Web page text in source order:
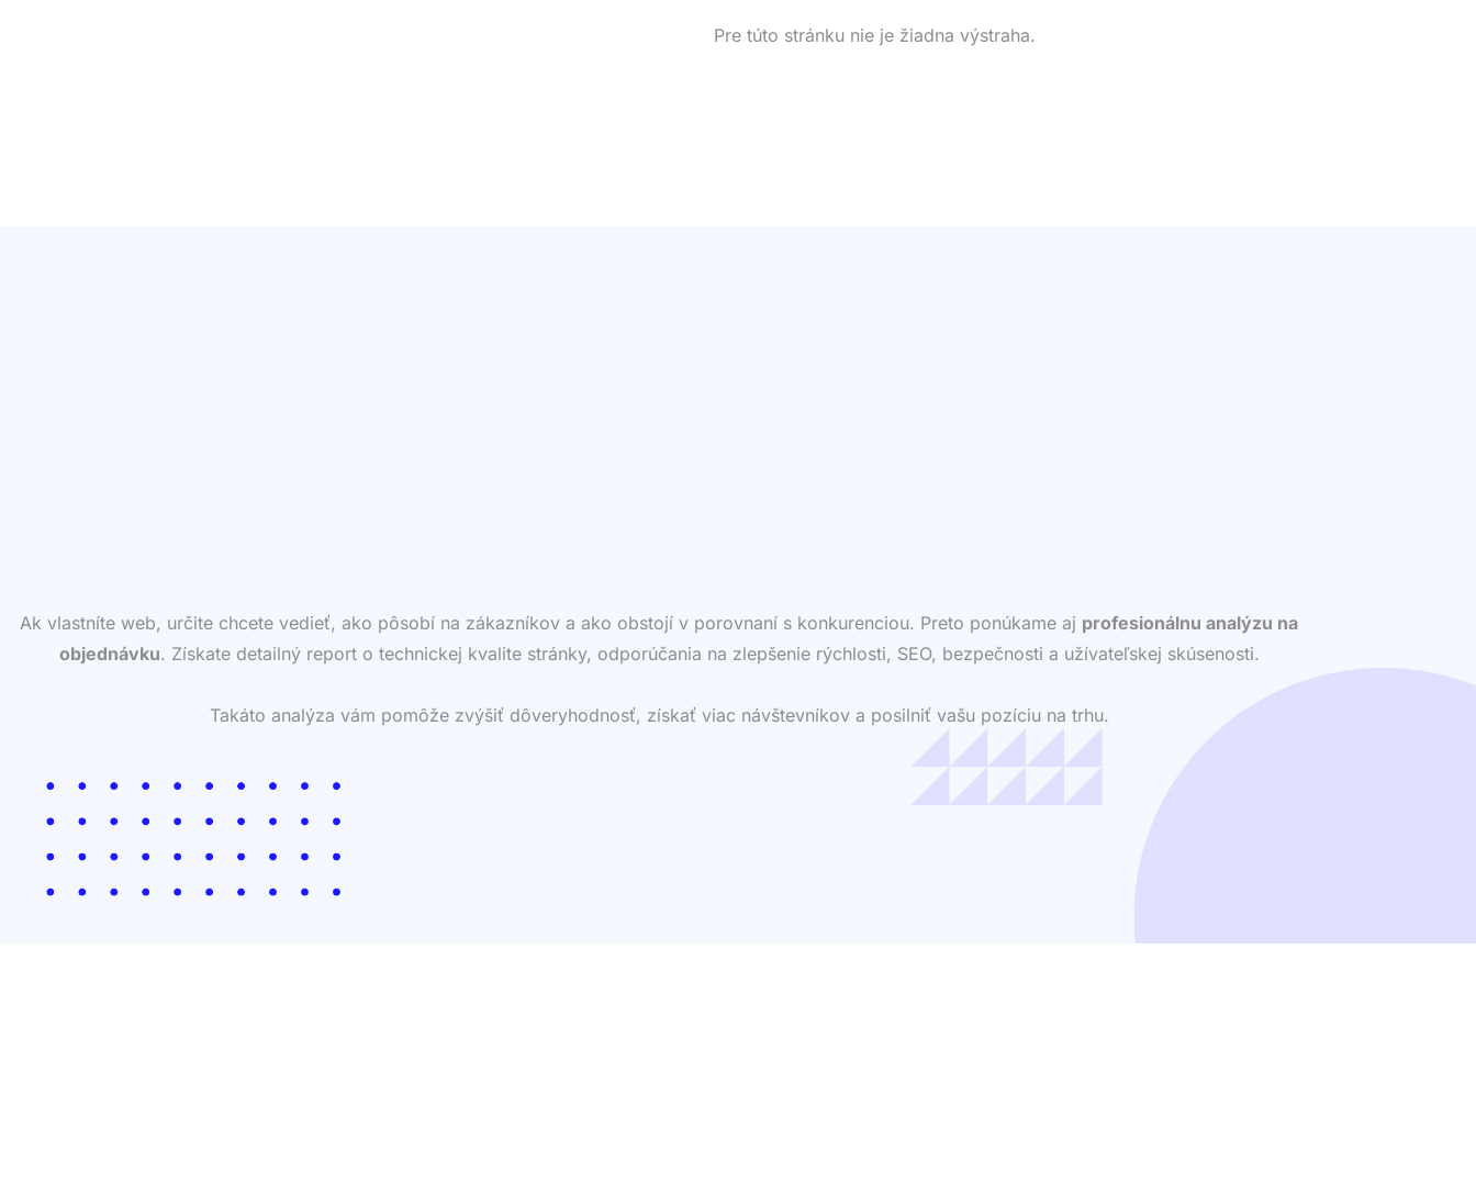
Pre túto stránku nie je žiadna výstraha.
Ak vlastníte web, určite chcete vedieť, ako pôsobí na zákazníkov a ako obstojí v porovnaní s konkurenciou. Preto ponúkame aj profesionálnu analýzu na
objednávku. Získate detailný report o technickej kvalite stránky, odporúčania na zlepšenie rýchlosti, SEO, bezpečnosti a užívateľskej skúsenosti.
Takáto analýza vám pomôže zvýšiť dôveryhodnosť, získať viac návštevníkov a posilniť vašu pozíciu na trhu.